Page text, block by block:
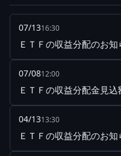
07/1316:30
ＥＴＦの収益分配のお知
07/0812:00
ＥＴＦの収益分配金見
04/1313:30
ＥＴＦの収益分配のお知